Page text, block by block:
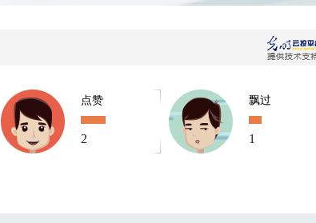
点赞
2
飘过
1